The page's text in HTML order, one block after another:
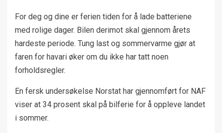
For deg og dine er ferien tiden for å lade batteriene
med rolige dager. Bilen derimot skal gjennom årets
hardeste periode. Tung last og sommervarme gjør at
faren for havari øker om du ikke har tatt noen
forholdsregler.
En fersk undersøkelse Norstat har gjennomført for NAF
viser at 34 prosent skal på bilferie for å oppleve landet
i sommer.